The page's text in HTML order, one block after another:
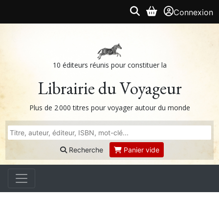
Connexion
10 éditeurs réunis pour constituer la
Librairie du Voyageur
Plus de 2 000 titres pour voyager autour du monde
Recherche Panier vide